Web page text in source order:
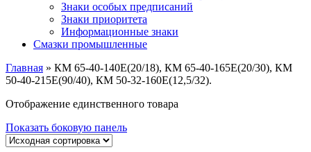
Знаки особых предписаний
Знаки приоритета
Информационные знаки
Смазки промышленные
Главная » КМ 65-40-140Е(20/18), КМ 65-40-165Е(20/30), КМ
50-40-215Е(90/40), КМ 50-32-160Е(12,5/32).
Отображение единственного товара
Показать боковую панель